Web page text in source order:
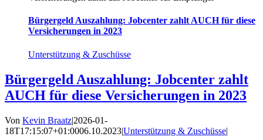
Bürgergeld Auszahlung: Jobcenter zahlt AUCH für diese
Versicherungen in 2023
Unterstützung & Zuschüsse
Bürgergeld Auszahlung: Jobcenter zahlt
AUCH für diese Versicherungen in 2023
Von Kevin Braatz|2026-01-
18T17:15:07+01:0006.10.2023|Unterstützung & Zuschüsse|